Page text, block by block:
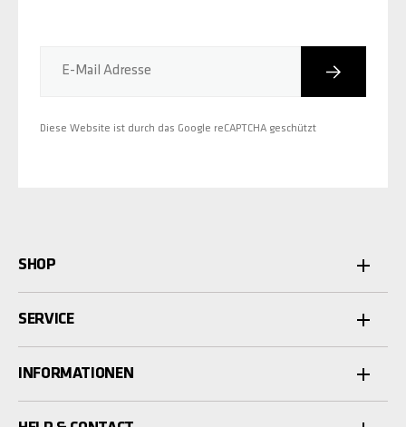
E-Mail Adresse
Diese Website ist durch das Google reCAPTCHA geschützt
SHOP
SERVICE
INFORMATIONEN